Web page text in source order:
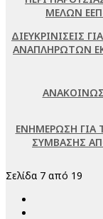
ΜΕΛΩΝ
ΔΙΕΥΚΡΙΝΙΣΕΙΣ
ΑΝΑΠΛΗΡΩΤΩΝ
ΕΝΗΜΕΡΩΣΗ ΓΙΑ
ΣΥΜΒΑΣΗΣ
Σελίδα 7 από 19